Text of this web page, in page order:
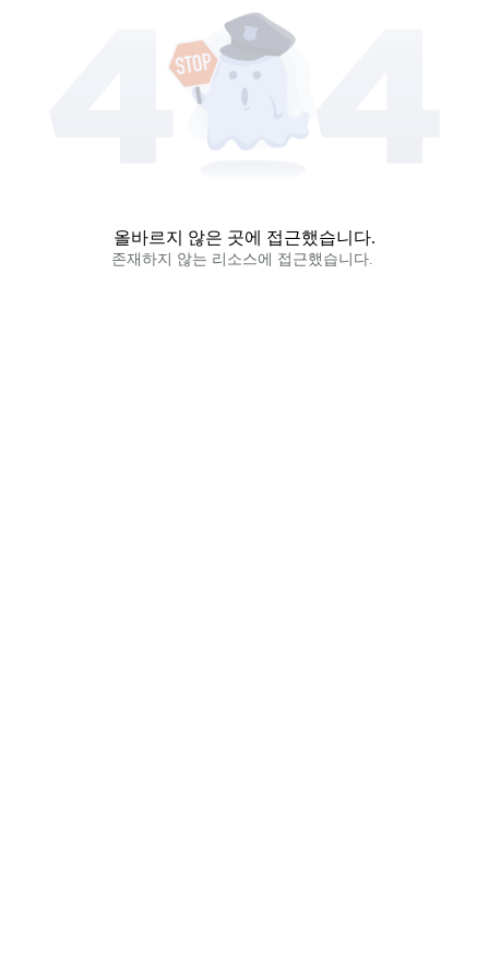
올바르지 않은 곳에 접근했습니다.
존재하지 않는 리소스에 접근했습니다.